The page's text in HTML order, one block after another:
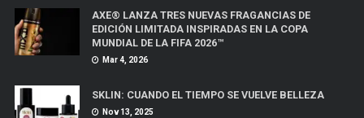
AXE® LANZA TRES NUEVAS FRAGANCIAS DE
EDICIÓN LIMITADA INSPIRADAS EN LA COPA
MUNDIAL DE LA FIFA 2026™
Mar 4, 2026
SKLIN: CUANDO EL TIEMPO SE VUELVE BELLEZA
Nov 13, 2025